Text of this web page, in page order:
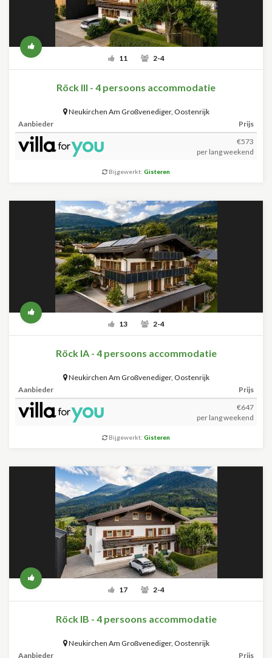
11 2-4
Röck III - 4 persoons accommodatie
Neukirchen Am Großvenediger, Oostenrijk
Aanbieder
Prijs
€573
per lang weekend
Bijgewerkt: Gisteren
13 2-4
Röck IA - 4 persoons accommodatie
Neukirchen Am Großvenediger, Oostenrijk
Aanbieder
Prijs
€647
per lang weekend
Bijgewerkt: Gisteren
17 2-4
Röck IB - 4 persoons accommodatie
Neukirchen Am Großvenediger, Oostenrijk
Aanbieder
Prijs